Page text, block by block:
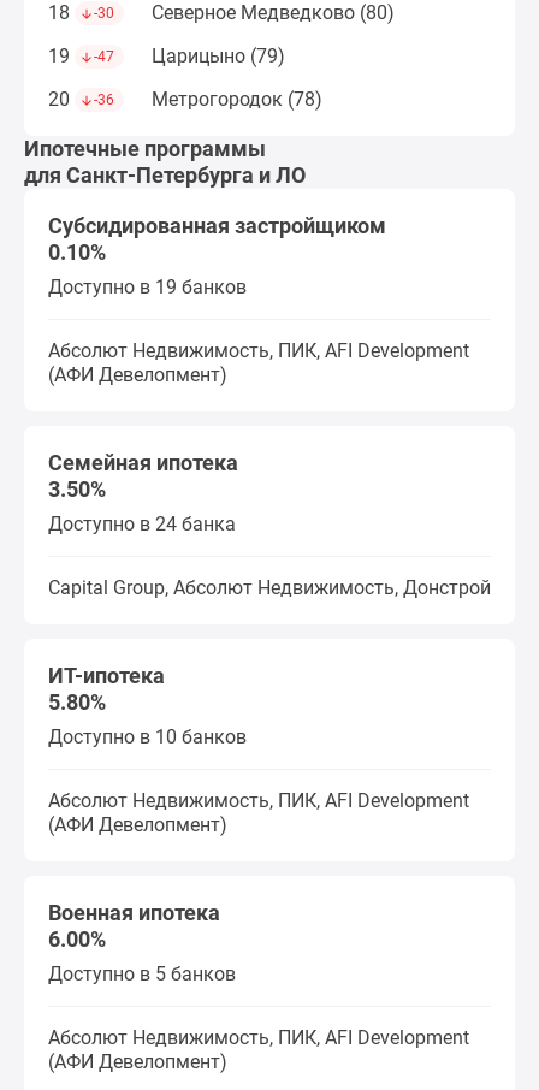
поселки
Бизнес-
центры
Коттеджи
акции
18
-30
Северное Медведково (80)
19
-47
Царицыно (79)
20
-36 Метрогородок (78)
Ипотечные программы
для Санкт-Петербурга и ЛО
Субсидированная застройщиком
0.10%
Доступно в 19 банков
Абсолют Недвижимость, ПИК, AFI Development
(АФИ Девелопмент)
Семейная ипотека
3.50%
Доступно в 24 банка
Capital Group, Абсолют Недвижимость, Донстрой
ИТ-ипотека
5.80%
Доступно в 10 банков
Абсолют Недвижимость, ПИК, AFI Development
(АФИ Девелопмент)
Военная ипотека
6.00%
Доступно в 5 банков
Абсолют Недвижимость, ПИК, AFI Development
(АФИ Девелопмент)